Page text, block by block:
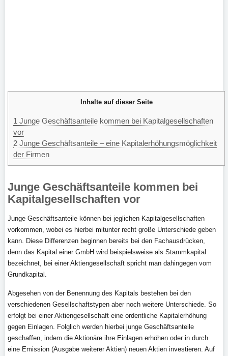
Inhalte auf dieser Seite
1 Junge Geschäftsanteile kommen bei Kapitalgesellschaften
vor
2 Junge Geschäftsanteile – eine Kapitalerhöhungsmöglichkeit
der Firmen
Junge Geschäftsanteile kommen bei
Kapitalgesellschaften vor
Junge Geschäftsanteile können bei jeglichen Kapitalgesellschaften
vorkommen, wobei es hierbei mitunter recht große Unterschiede geben
kann. Diese Differenzen beginnen bereits bei den Fachausdrücken,
denn das Kapital einer GmbH wird beispielsweise als Stammkapital
bezeichnet, bei einer Aktiengesellschaft spricht man dahingegen vom
Grundkapital.
Abgesehen von der Benennung des Kapitals bestehen bei den
verschiedenen Gesellschaftstypen aber noch weitere Unterschiede. So
erfolgt bei einer Aktiengesellschaft eine ordentliche Kapitalerhöhung
gegen Einlagen. Folglich werden hierbei junge Geschäftsanteile
geschaffen, indem die Aktionäre ihre Einlagen erhöhen oder in durch
eine Emission (Ausgabe weiterer Aktien) neuen Aktien investieren. Auf